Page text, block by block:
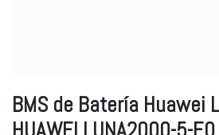
BMS de Batería Huawei